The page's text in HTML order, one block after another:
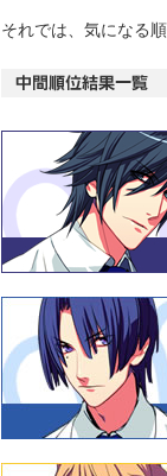
それでは、気になる